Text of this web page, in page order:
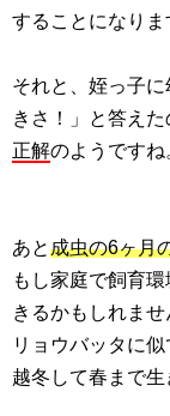
することになりま
それと、姪っ子
きさ！」と答えた
正解のようです
あと成虫の6ヶ月
もし家庭で飼育
きるかもしれま
リョウバッタに
越冬して春まで生